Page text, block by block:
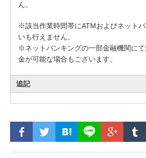
ん。
※該当作業時間帯にATMおよびネット
いも行えません。
※ネットバンキングの一部金融機関にて
金が可能な場合もございます。
追記